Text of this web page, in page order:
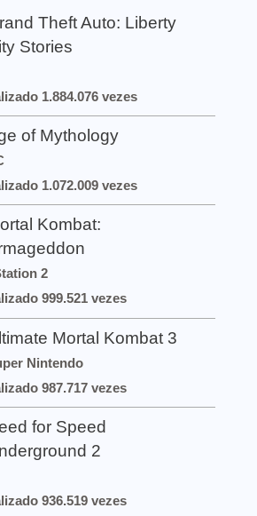
Theft Auto: Liberty
Stories
1.884.076 vezes
of Mythology
1.072.009 vezes
Kombat:
2
999.521 vezes
Mortal Kombat 3
Nintendo
987.717 vezes
for Speed
2
936.519 vezes